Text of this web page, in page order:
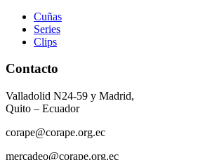
Cuñas
Series
Clips
Contacto
Valladolid N24-59 y Madrid,
Quito – Ecuador
corape@corape.org.ec
mercadeo@corape.org.ec